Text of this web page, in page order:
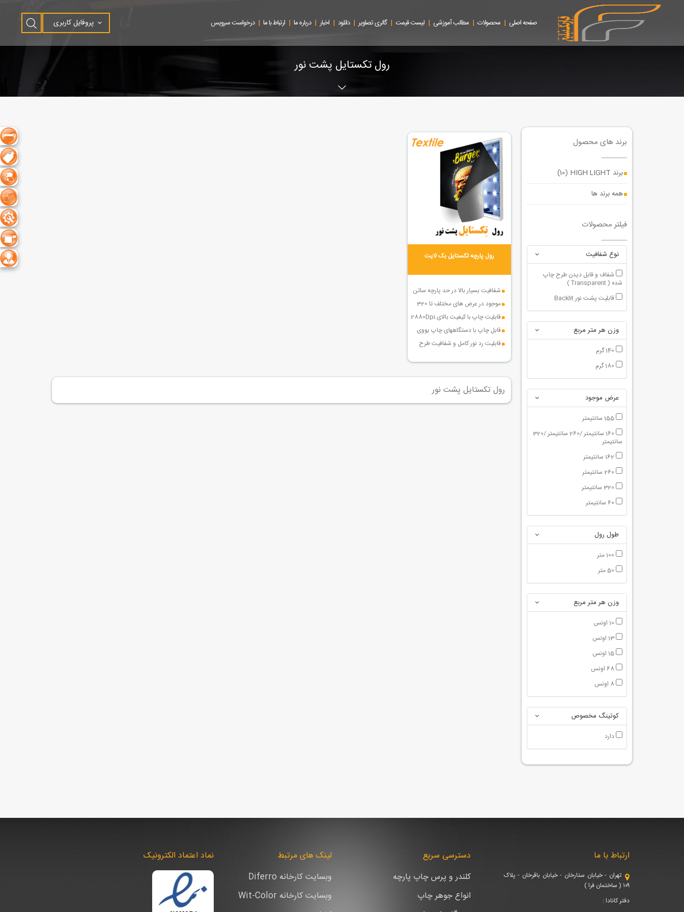
پروفایل کاربری صفحه اصلی | محصولات | مطالب آموزشی | لیست قیمت | گالری تصاویر | دانلود | اخبار | درباره ما | ارتباط با ما | درخواست سرویس
رول تکستایل پشت نور
رول پارچه تکستایل بک لایت
شفافیت بسیار بالا در حد پارچه ساتن
موجود در عرض های مختلف تا 320
قابلیت چاپ با کیفیت بالای 2880Dpi
قابل چاپ با دستگاههای چاپ یووی
قابلیت رد نور کامل و شفافیت طرح
رول تکستایل پشت نور
برند های محصول
برند HIGH LIGHT
(10)
همه برند ها
فیلتر محصولات
نوع شفافیت
شفاف و قابل دیدن طرح چاپ
شده ( Transparent )
قابلیت پشت نور Backlit
وزن هر متر مربع
عرض موجود
160 سانتیمتر /260 سانتیمتر /320
سانتیمتر
طول رول
وزن هر متر مربع
کوتینگ مخصوص
دارد
ارتباط با ما
تهران - خیابان ستارخان - خیابان باقرخان - پلاک
۱۰۹ ( ساختمان فرا )
دفتر کانادا :
دسترسی سریع
کلندر و پرس چاپ پارچه
انواع جوهر چاپ
لینک های مرتبط
وبسایت کارخانه Diferro
وبسایت کارخانه Wit-Color
نماد اعتماد الکترونیک